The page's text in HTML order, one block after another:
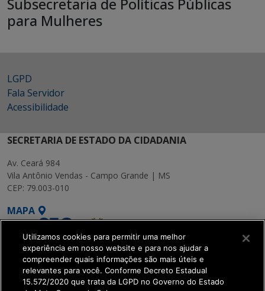
cidade,
unidade,
Subsecretaria de Políticas Públicas
para Mulheres
LGPD
Fala Servidor
Acessibilidade
SECRETARIA DE ESTADO DA CIDADANIA
Av. Ceará 984
Vila Antônio Vendas - Campo Grande | MS
CEP: 79.003-010
MAPA
SETDIG | Secretaria-
Utilizamos cookies para permitir uma melhor
experiência em nosso website e para nos ajudar a
compreender quais informações são mais úteis e
relevantes para você. Conforme Decreto Estadual
15.572/2020 que trata da LGPD no Governo do Estado